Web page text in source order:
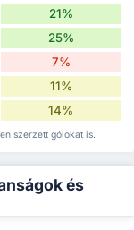
21%
25%
7%
11%
14%
szerzett gólokat is.
és